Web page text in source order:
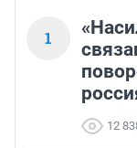
1
12